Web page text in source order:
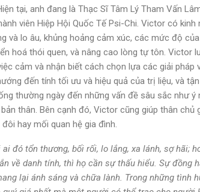
tại, anh đang là Thạc Sĩ Tâm Lý Tham Vấn
viên Hiệp Hội Quốc Tế Psi-Chi. Victor có
và lo âu, khủng hoảng cảm xúc, các mức độ
hoá thói quen, và nâng cao lòng tự tôn. Victor
cảm và nhận biết cách chọn lựa các giải pháp
đến tính tối ưu và hiệu quả của trị liệu, và
thường ngày đến những vấn đề sâu sắc như
thân. Bên cạnh đó, Victor cũng giúp thân chủ
hay mối quan hệ gia đình.
ai đó tổn thương, bối rối, lo lắng, xa lánh, sợ hãi;
về danh tính, thì họ cần sự thấu hiểu. Sự đồng
lại ánh sáng và chữa lành. Trong những tình